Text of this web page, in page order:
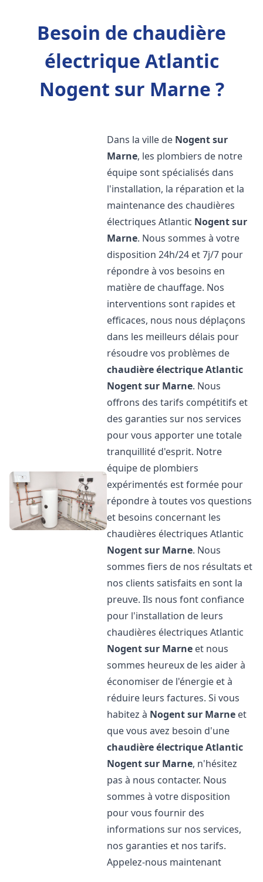
Besoin de chaudière
électrique Atlantic
Nogent sur Marne ?
Dans la ville de Nogent sur
Marne, les plombiers de notre
équipe sont spécialisés dans
l'installation, la réparation et la
maintenance des chaudières
électriques Atlantic Nogent sur
Marne. Nous sommes à votre
disposition 24h/24 et 7j/7 pour
répondre à vos besoins en
matière de chauffage. Nos
interventions sont rapides et
efficaces, nous nous déplaçons
dans les meilleurs délais pour
résoudre vos problèmes de
chaudière électrique Atlantic
Nogent sur Marne. Nous
offrons des tarifs compétitifs et
des garanties sur nos services
pour vous apporter une totale
tranquillité d'esprit. Notre
équipe de plombiers
expérimentés est formée pour
répondre à toutes vos questions
et besoins concernant les
chaudières électriques Atlantic
Nogent sur Marne. Nous
sommes fiers de nos résultats et
nos clients satisfaits en sont la
preuve. Ils nous font confiance
pour l'installation de leurs
chaudières électriques Atlantic
Nogent sur Marne et nous
sommes heureux de les aider à
économiser de l'énergie et à
réduire leurs factures. Si vous
habitez à Nogent sur Marne et
que vous avez besoin d'une
chaudière électrique Atlantic
Nogent sur Marne, n'hésitez
pas à nous contacter. Nous
sommes à votre disposition
pour vous fournir des
informations sur nos services,
nos garanties et nos tarifs.
Appelez-nous maintenant